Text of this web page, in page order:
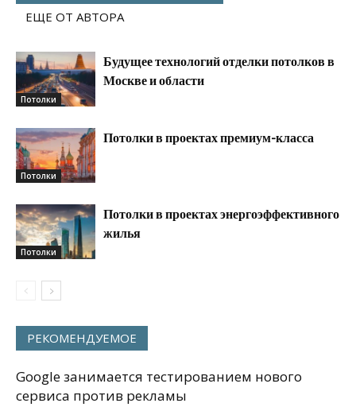
ЕЩЕ ОТ АВТОРА
Потолки
Будущее технологий отделки потолков в
Москве и области
Потолки
Потолки в проектах премиум-класса
Потолки
Потолки в проектах энергоэффективного
жилья
РЕКОМЕНДУЕМОЕ
Google занимается тестированием нового
сервиса против рекламы